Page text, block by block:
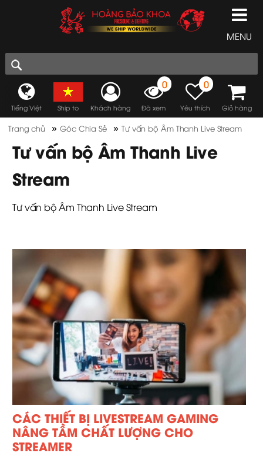
MENU
Tiếng Việt Ship to Khách hàng
0
Đã xem
0
Yêu thích Giỏ hàng
Trang chủ »Góc Chia Sẻ » Tư vấn bộ Âm Thanh Live Stream
Tư vấn bộ Âm Thanh Live
Stream
Tư vấn bộ Âm Thanh Live Stream
CÁC THIẾT BỊ LIVESTREAM GAMING
NÂNG TẦM CHẤT LƯỢNG CHO
STREAMER